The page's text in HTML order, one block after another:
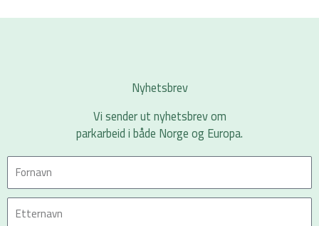
Nyhetsbrev
Vi sender ut nyhetsbrev om
parkarbeid i både Norge og Europa.